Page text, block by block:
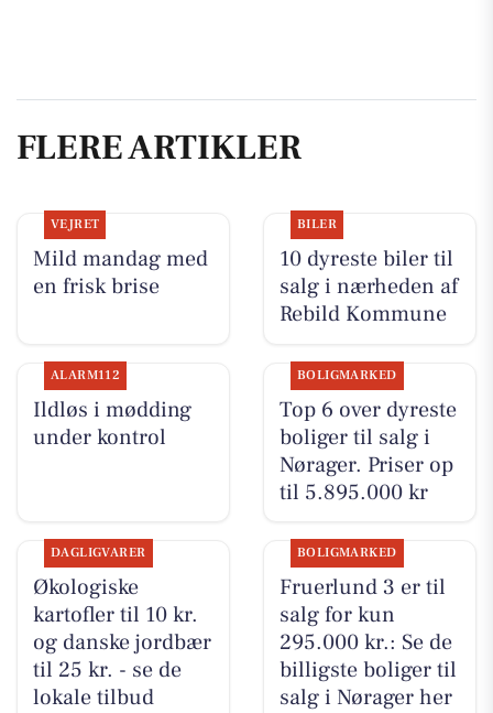
FLERE ARTIKLER
VEJRET
Mild mandag med
en frisk brise
BILER
10 dyreste biler til
salg i nærheden af
Rebild Kommune
ALARM112
Ildløs i mødding
under kontrol
BOLIGMARKED
Top 6 over dyreste
boliger til salg i
Nørager. Priser op
til 5.895.000 kr
DAGLIGVARER
Økologiske
kartofler til 10 kr.
og danske jordbær
til 25 kr. - se de
lokale tilbud
BOLIGMARKED
Fruerlund 3 er til
salg for kun
295.000 kr.: Se de
billigste boliger til
salg i Nørager her